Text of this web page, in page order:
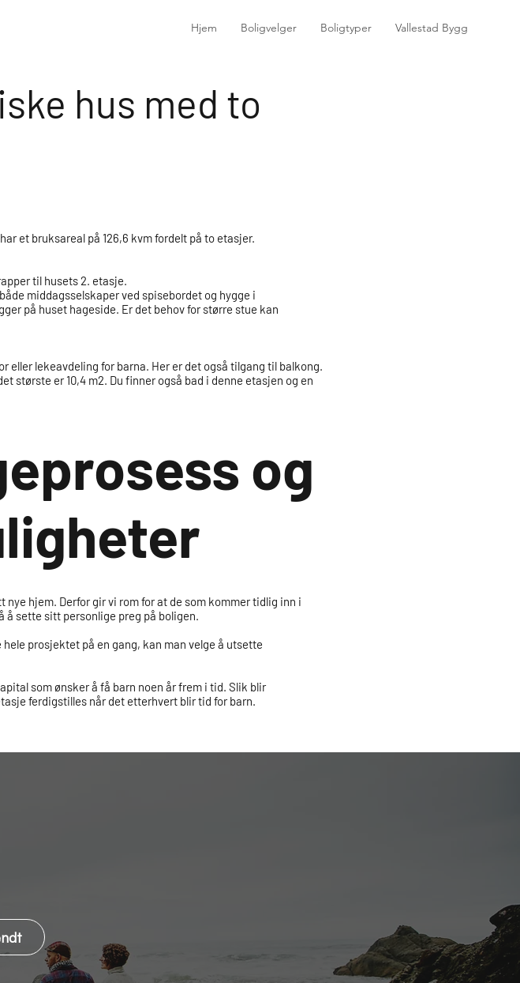
Hjem Boligvelger Boligtyper Vallestad Bygg
og
hjem. Derfor gir vi rom for at de som kommer tidlig inn i
å sette sitt personlige preg på boligen.
prosjektet på en gang, kan man velge å utsette
som ønsker å få barn noen år frem i tid. Slik blir
ferdigstilles når det etterhvert blir tid for barn.
hus med to
et bruksareal på 126,6 kvm fordelt på to etasjer.
til husets 2. etasje.
middagsselskaper ved spisebordet og hygge i
på huset hageside. Er det behov for større stue kan
eller lekeavdeling for barna. Her er det også tilgang til balkong.
største er 10,4 m2. Du finner også bad i denne etasjen og en